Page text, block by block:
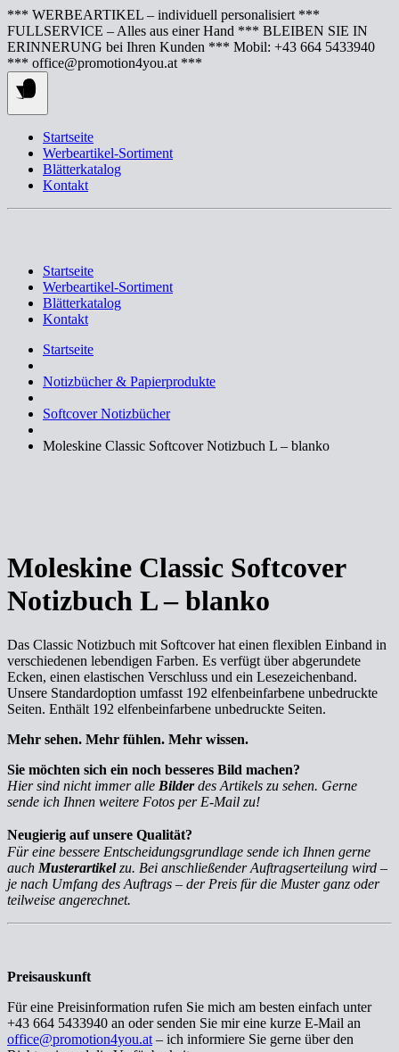
Springe
zum
Inhalt
*** WERBEARTIKEL – individuell personalisiert ***
FULLSERVICE – Alles aus einer Hand *** BLEIBEN SIE IN
ERINNERUNG bei Ihren Kunden *** Mobil: +43 664 5433940
*** office@promotion4you.at ***
Startseite
Werbeartikel-Sortiment
Blätterkatalog
Kontakt
Startseite
Werbeartikel-Sortiment
Blätterkatalog
Kontakt
Startseite
Notizbücher & Papierprodukte
Softcover Notizbücher
Moleskine Classic Softcover Notizbuch L – blanko
Moleskine Classic Softcover
Notizbuch L – blanko
Das Classic Notizbuch mit Softcover hat einen flexiblen Einband in
verschiedenen lebendigen Farben. Es verfügt über abgerundete
Ecken, einen elastischen Verschluss und ein Lesezeichenband.
Unsere Standardoption umfasst 192 elfenbeinfarbene unbedruckte
Seiten. Enthält 192 elfenbeinfarbene unbedruckte Seiten.
Mehr sehen. Mehr fühlen. Mehr wissen.
Sie möchten sich ein noch besseres Bild machen?
Hier sind nicht immer alle Bilderdes Artikels zu sehen. Gerne
sende ich Ihnen weitere Fotos per E-Mail zu!
Neugierig auf unsere Qualität?
Für eine bessere Entscheidungsgrundlage sende ich Ihnen gerne
auch Musterartikelzu. Bei anschließender Auftragserteilung wird –
je nach Umfang des Auftrags – der Preis für die Muster ganz oder
teilweise angerechnet.
Preisauskunft
Für eine Preisinformation rufen Sie mich am besten einfach unter
+43 664 5433940 an oder senden Sie mir eine kurze E-Mail an
office@promotion4you.at – ich informiere Sie gerne über den